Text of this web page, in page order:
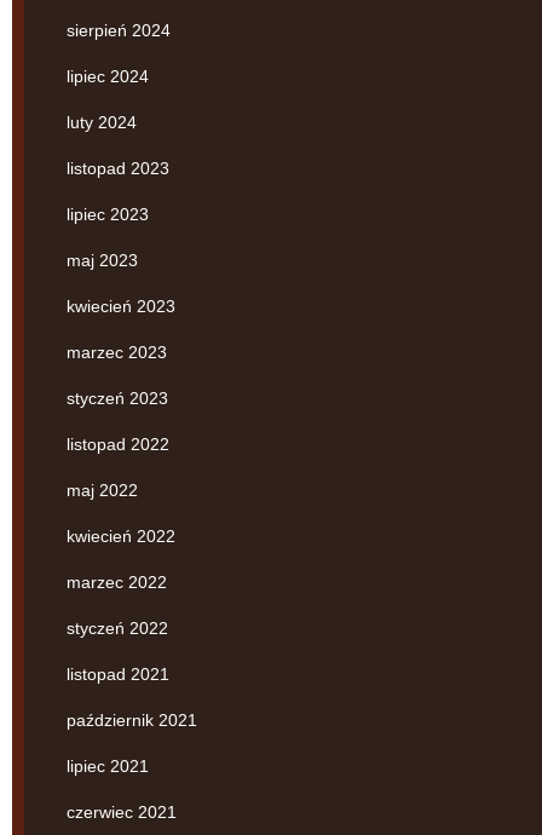
sierpień 2024
lipiec 2024
luty 2024
listopad 2023
lipiec 2023
maj 2023
kwiecień 2023
marzec 2023
styczeń 2023
listopad 2022
maj 2022
kwiecień 2022
marzec 2022
styczeń 2022
listopad 2021
październik 2021
lipiec 2021
czerwiec 2021